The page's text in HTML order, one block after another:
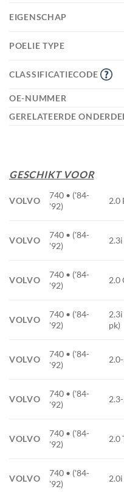
EIGENSCHAP
POELIE TYPE
CLASSIFICATIECODE
OE-NUMMER
GERELATEERDE
GESCHIKT VOOR
VOLVO
740 • ('84-
'92)
2.0
VOLVO
740 • ('84-
'92)
VOLVO
740 • ('84-
'92)
2.0
VOLVO
740 • ('84-
'92)
pk)
VOLVO
740 • ('84-
'92)
VOLVO
740 • ('84-
'92)
VOLVO
740 • ('84-
'92)
2.0
VOLVO
740 • ('84-
'92)